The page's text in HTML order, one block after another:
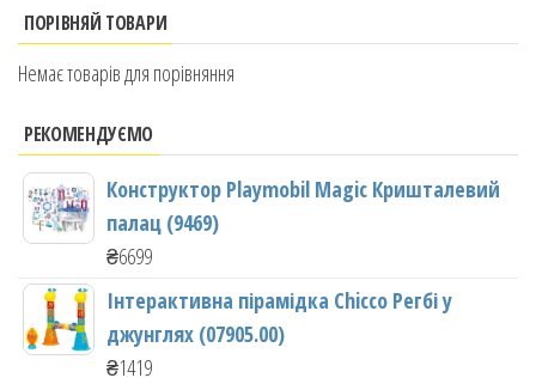
ПОРІВНЯЙ ТОВАРИ
Немає товарів для порівняння
РЕКОМЕНДУЄМО
Конструктор Playmobil Magic Кришталевий
палац (9469)
₴6699
Інтерактивна пірамідка Chicco Регбі у
джунглях (07905.00)
₴1419